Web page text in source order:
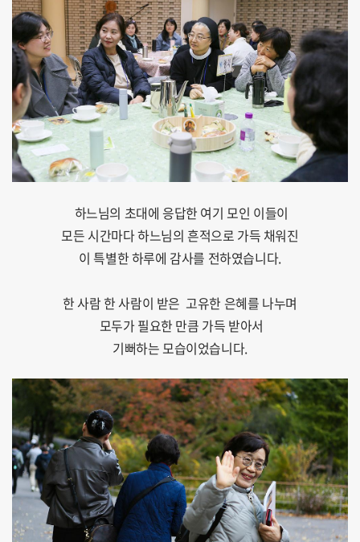
하느님의 초대에 응답한 여기 모인 이들이
모든 시간마다 하느님의 흔적으로 가득 채워진
이 특별한 하루에 감사를 전하였습니다.
한 사람 한 사람이 받은 고유한 은혜를 나누며
모두가 필요한 만큼 가득 받아서
기뻐하는 모습이었습니다.